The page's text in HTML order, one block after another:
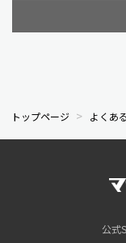
トップページ よくあ
公式